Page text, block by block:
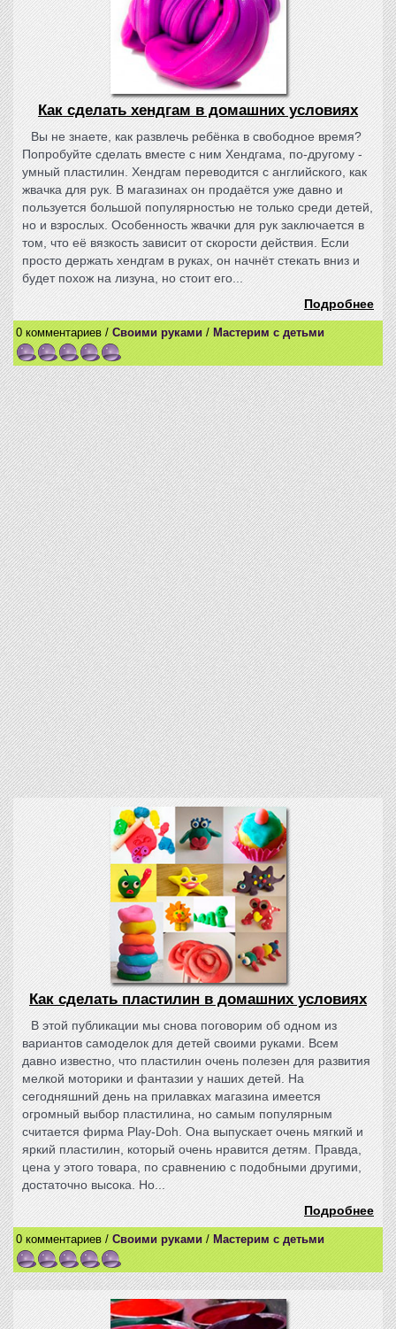
Как сделать хендгам в домашних условиях
Вы не знаете, как развлечь ребёнка в свободное время?
Попробуйте сделать вместе с ним Хендгама, по-другому -
умный пластилин. Хендгам переводится с английского, как
жвачка для рук. В магазинах он продаётся уже давно и
пользуется большой популярностью не только среди детей,
но и взрослых. Особенность жвачки для рук заключается в
том, что её вязкость зависит от скорости действия. Если
просто держать хендгам в руках, он начнёт стекать вниз и
будет похож на лизуна, но стоит его...
Подробнее
0 комментариев / Своими руками / Мастерим с детьми
Как сделать пластилин в домашних условиях
В этой публикации мы снова поговорим об одном из
вариантов самоделок для детей своими руками. Всем
давно известно, что пластилин очень полезен для развития
мелкой моторики и фантазии у наших детей. На
сегодняшний день на прилавках магазина имеется
огромный выбор пластилина, но самым популярным
считается фирма Play-Doh. Она выпускает очень мягкий и
яркий пластилин, который очень нравится детям. Правда,
цена у этого товара, по сравнению с подобными другими,
достаточно высока. Но...
Подробнее
0 комментариев / Своими руками / Мастерим с детьми